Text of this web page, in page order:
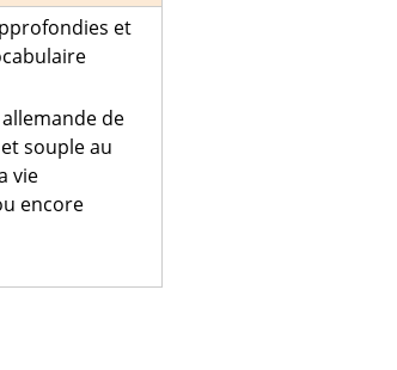
et
de
souple au
vie
encore